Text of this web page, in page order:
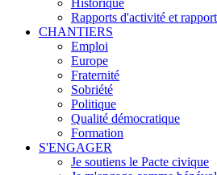
Historique
Rapports d'activité et
CHANTIERS
Emploi
Europe
Fraternité
Sobriété
Politique
Qualité démocratique
Formation
S'ENGAGER
Je soutiens le Pacte civique